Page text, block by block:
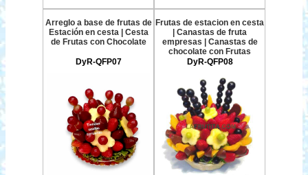
Arreglo a base de frutas de
Estación en cesta | Cesta
de Frutas con Chocolate
DyR-QFP07
Frutas de estacion en cesta
| Canastas de fruta
empresas | Canastas de
chocolate con Frutas
DyR-QFP08